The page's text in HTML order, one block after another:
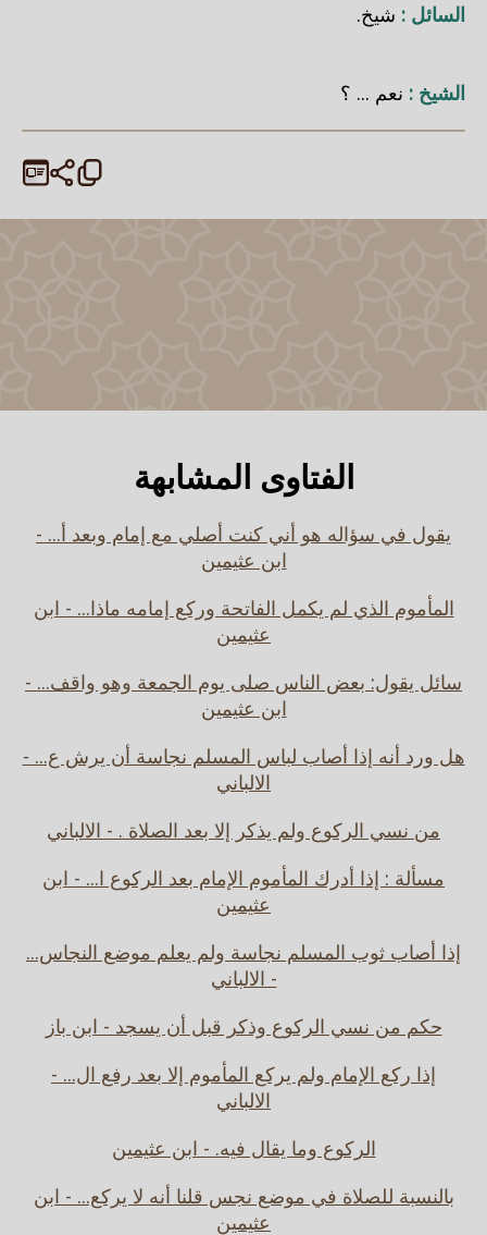
السائل : شيخ.
الشيخ : نعم ... ؟
الفتاوى المشابهة
يقول في سؤاله هو أني كنت أصلي مع إمام وبعد أ... -
ابن عثيمين
المأموم الذي لم يكمل الفاتحة وركع إمامه ماذا... - ابن
عثيمين
سائل يقول: بعض الناس صلى يوم الجمعة وهو واقف... -
ابن عثيمين
هل ورد أنه إذا أصاب لباس المسلم نجاسة أن يرش ع... -
الالباني
من نسي الركوع ولم يذكر إلا بعد الصلاة . - الالباني
مسألة : إذا أدرك المأموم الإمام بعد الركوع ا... - ابن
عثيمين
إذا أصاب ثوب المسلم نجاسة ولم يعلم موضع النجاس...
- الالباني
حكم من نسي الركوع وذكر قبل أن يسجد - ابن باز
إذا ركع الإمام ولم يركع المأموم إلا بعد رفع ال... -
الالباني
الركوع وما يقال فيه. - ابن عثيمين
بالنسبة للصلاة في موضع نجس قلنا أنه لا يركع... - ابن
عثيمين